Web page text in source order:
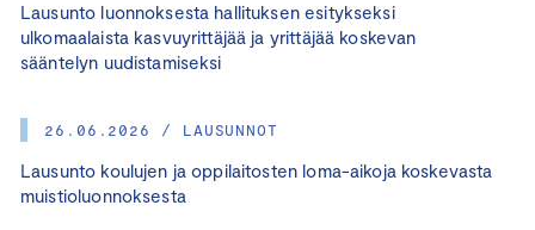
Lausunto luonnoksesta hallituksen esitykseksi
ulkomaalaista kasvuyrittäjää ja yrittäjää koskevan
sääntelyn uudistamiseksi
26.06.2026 / LAUSUNNOT
Lausunto koulujen ja oppilaitosten loma-aikoja koskevasta
muistioluonnoksesta